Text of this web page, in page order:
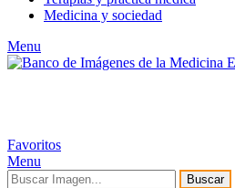
Medicina y sociedad
Menu
Favoritos
Menu
Buscar